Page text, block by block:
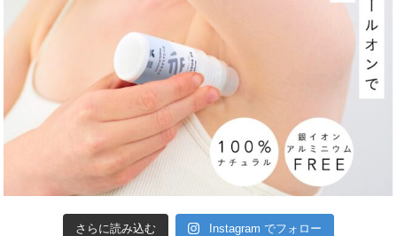
さらに読み込む Instagram でフォロー